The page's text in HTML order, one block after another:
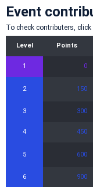
Event
To check contributers,
Level Points
1 0
2 150
3 300
4 450
5 600
6 900